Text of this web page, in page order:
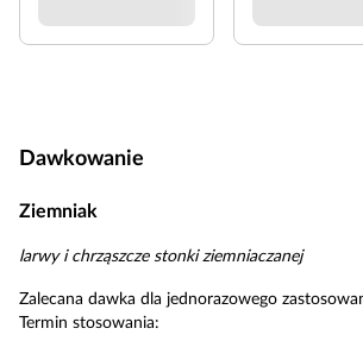
Dawkowanie
Ziemniak
larwy i chrząszcze stonki ziemniaczanej
Zalecana dawka dla jednorazowego
Termin stosowania: